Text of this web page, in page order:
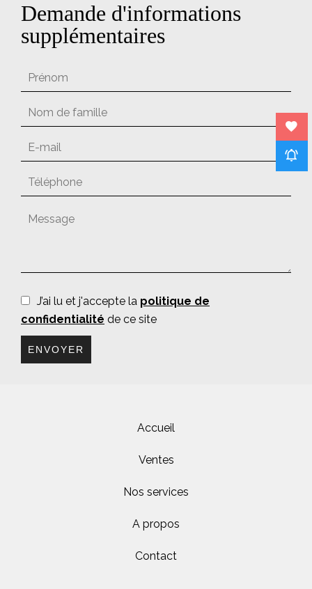
Demande d'informations
supplémentaires
J’ai lu et j'accepte la politique de
confidentialité de ce site
ENVOYER
Accueil
Ventes
Nos services
A propos
Contact